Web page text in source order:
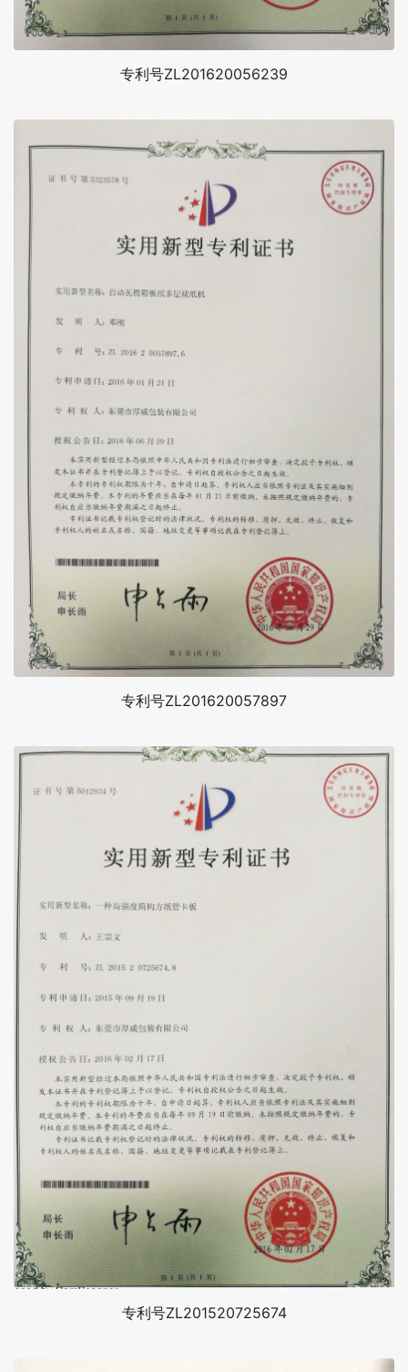
专利号ZL201620056239
专利号ZL201620057897
专利号ZL201520725674